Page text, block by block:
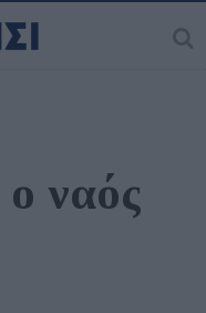
ναός